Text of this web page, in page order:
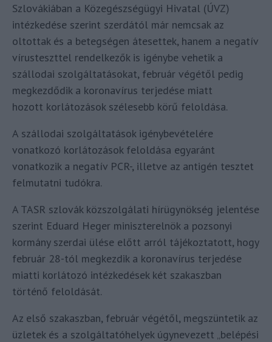
Szlovákiában a Közegészségügyi Hivatal (ÚVZ)
intézkedése szerint szerdától már nemcsak az
oltottak és a betegségen átesettek, hanem a negatív
vírusteszttel rendelkezők is igénybe vehetik a
szállodai szolgáltatásokat, február végétől pedig
megkezdődik a koronavírus terjedése miatt
hozott korlátozások szélesebb körű feloldása.
A szállodai szolgáltatások igénybevételére
vonatkozó korlátozások feloldása egyaránt
vonatkozik a negatív PCR-, illetve az antigén tesztet
felmutatni tudókra.
A TASR szlovák közszolgálati hírügynökség jelentése
szerint Eduard Heger miniszterelnök a pozsonyi
kormány szerdai ülése előtt arról tájékoztatott, hogy
február 28-tól megkezdik a koronavírus terjedése
miatti korlátozó intézkedések két szakaszban
történő feloldását.
Az első szakaszban, február végétől, megszüntetik az
üzletek és a szolgáltatóhelyek úgynevezett „belépési